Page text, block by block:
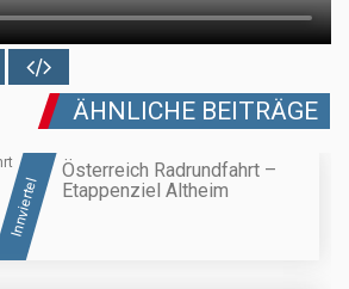
ÄHNLICHE BEITRÄGE
Innviertel
Österreich Radrundfahrt –
Etappenziel Altheim